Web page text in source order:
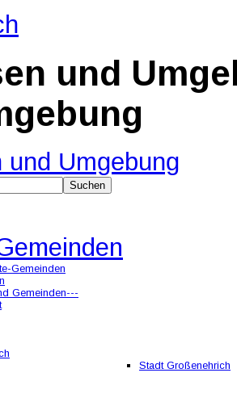
und
Gemeinden
Gemeinden---
Stadt Großenehrich